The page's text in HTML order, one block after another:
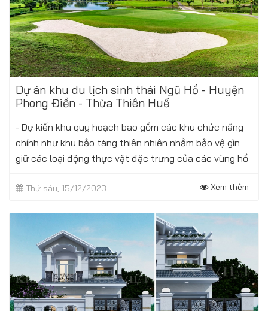
Dự án khu du lịch sinh thái Ngũ Hồ - Huyện
Phong Điền - Thừa Thiên Huế
- Dự kiến khu quy hoạch bao gồm các khu chức năng
chính như khu bảo tàng thiên nhiên nhằm bảo vệ gìn
giữ các loại động thực vật đặc trưng của các vùng hồ
Thứ sáu, 15/12/2023 Xem thêm